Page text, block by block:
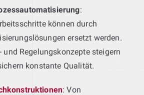
:
können durch
ersetzt werden.
und Regelungskonzepte steigern
konstante Qualität.
: Von